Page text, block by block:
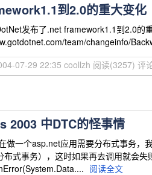
到2.0的重大变化
发布了.net framework1.1到2.0的
team/changeinfo/
07-29 22:35 coollzh 阅读(3257) 评
2003 中DTC的怪事情
做一个asp.net应用需要分布式事务，
布式事务），这时如果再去调用就会
阅读全文